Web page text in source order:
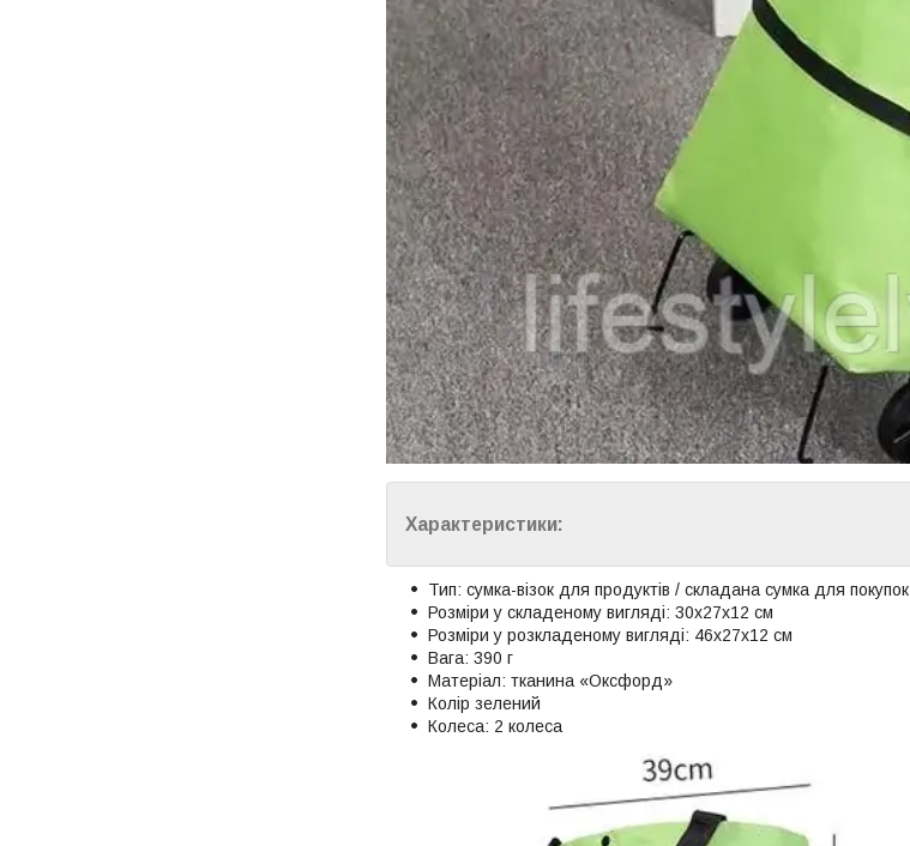
Характеристики:
Тип: сумка-візок для продуктів / складана сумка для покупок
Розміри у складеному вигляді: 30х27х12 см
Розміри у розкладеному вигляді: 46х27х12 см
Вага: 390 г
Матеріал: тканина «Оксфорд»
Колір зелений
Колеса: 2 колеса